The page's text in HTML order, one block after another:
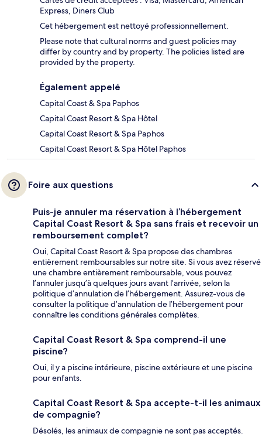
Express, Diners Club
Cet hébergement est nettoyé professionnellement.
Please note that cultural norms and guest policies may
differ by country and by property. The policies listed are
provided by the property.
Également appelé
Capital Coast & Spa Paphos
Capital Coast Resort & Spa Hôtel
Capital Coast Resort & Spa Paphos
Capital Coast Resort & Spa Hôtel Paphos
Foire aux questions
Puis-je annuler ma réservation à l’hébergement
Capital Coast Resort & Spa sans frais et recevoir un
remboursement complet?
Oui, Capital Coast Resort & Spa propose des chambres
entièrement remboursables sur notre site. Si vous avez réservé
une chambre entièrement remboursable, vous pouvez
l’annuler jusqu’à quelques jours avant l’arrivée, selon la
politique d’annulation de l’hébergement. Assurez-vous de
consulter la politique d’annulation de l’hébergement pour
connaître les conditions générales complètes.
Capital Coast Resort & Spa comprend-il une
piscine?
Oui, il y a piscine intérieure, piscine extérieure et une piscine
pour enfants.
Capital Coast Resort & Spa accepte-t-il les animaux
de compagnie?
Désolés, les animaux de compagnie ne sont pas acceptés.